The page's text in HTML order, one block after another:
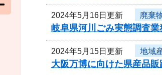
2024年5月16日更新 廃棄
岐阜県河川ごみ実態調査
2024年5月15日更新 地域
大阪万博に向けた県産品